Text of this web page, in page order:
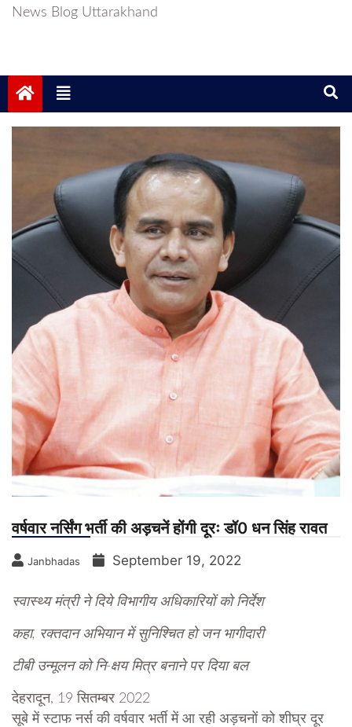
News Blog Uttarakhand
वर्षवार नर्सिंग भर्ती की अड़चनें होंगी दूरः डॉ0 धन सिंह रावत
Janbhadas September 19, 2022
स्वास्थ्य मंत्री ने दिये विभागीय अधिकारियों को निर्देश
कहा, रक्तदान अभियान में सुनिश्चित हो जन भागीदारी
टीबी उन्मूलन को नि-क्षय मित्र बनाने पर दिया बल
देहरादून, 19 सितम्बर 2022
सूबे में स्टाफ नर्स की वर्षवार भर्ती में आ रही अड़चनों को शीघ्र दूर